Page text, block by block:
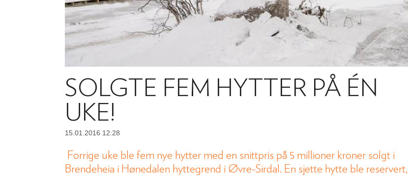
SOLGTE FEM HYTTER PÅ ÉN
UKE!
15.01.2016 12:28
Forrige uke ble fem nye hytter med en snittpris på 5 millioner kroner solgt i
Brendeheia i Hønedalen hyttegrend i Øvre-Sirdal. En sjette hytte ble reservert,